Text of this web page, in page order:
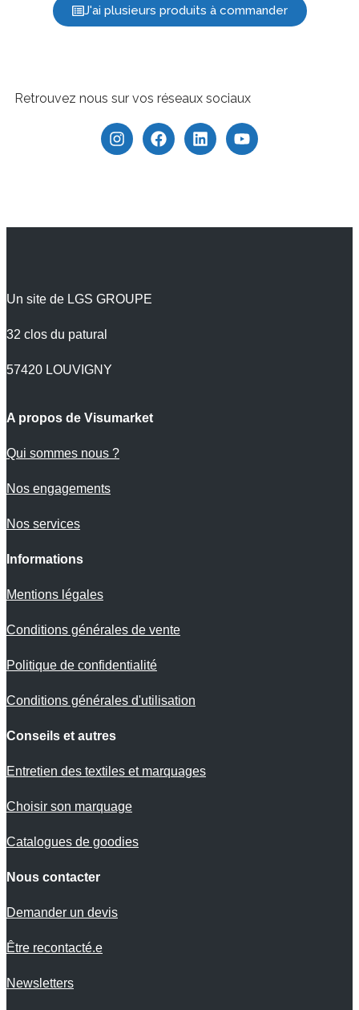
J'ai plusieurs produits à commander
Retrouvez nous sur vos réseaux sociaux
Un site de LGS GROUPE
32 clos du patural
57420 LOUVIGNY
A propos de Visumarket
Qui sommes nous ?
Nos engagements
Nos services
Informations
Mentions légales
Conditions générales de vente
Politique de confidentialité
Conditions générales d'utilisation
Conseils et autres
Entretien des textiles et marquages
Choisir son marquage
Catalogues de goodies
Nous contacter
Demander un devis
Être recontacté.e
Newsletters